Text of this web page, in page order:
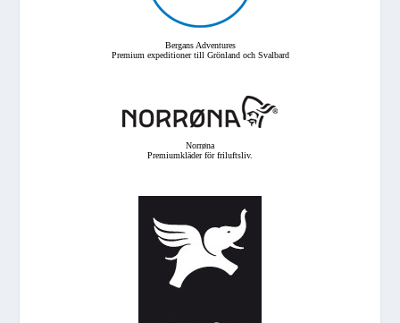
Bergans Adventures
Premium expeditioner till Grönland och Svalbard
Norrøna
Premiumkläder för friluftsliv.